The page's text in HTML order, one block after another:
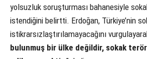
yolsuzluk soruşturması bahanesiyle
istendiğini belirtti. Erdoğan, Türkiye’nin
istikrarsızlaştırılamayacağını
bulunmuş bir ülke değildir, sokak